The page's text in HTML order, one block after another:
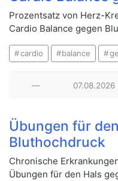
Prozentsatz von Herz-
Cardio Balance gegen
cardio balance
— 07.08.2026
Übungen für
Bluthochdruck
Chronische
Übungen für den Hals